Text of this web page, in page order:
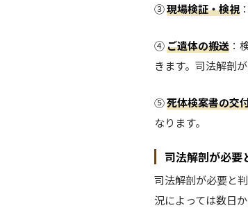
③現場検証・検視
④ご遺体の搬送 ：
きます。司法解剖
⑤死体検案書の交
なります。
司法解剖が必要
司法解剖が必要と
況によっては数日